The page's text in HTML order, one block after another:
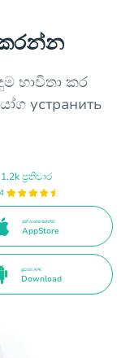
කරන්න
භාවිතා කර
устранить
1.2k ප්‍රතිචාර
ඉන් බාගත කරන්න
AppStore
ප්‍රධාන APK
Download